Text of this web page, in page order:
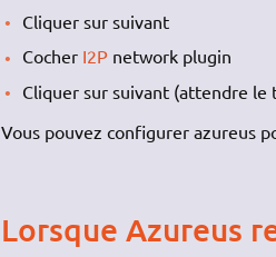
Cliquer sur suivant
Cocher I2P network plugin
Cliquer sur suivant (attendre le
Vous pouvez configurer azureus
Lorsque Azureus